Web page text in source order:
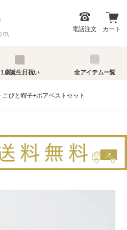
電話注文 カート
1歳誕生日祝い 全アイテム一覧
こびと帽子+ボアベストセット